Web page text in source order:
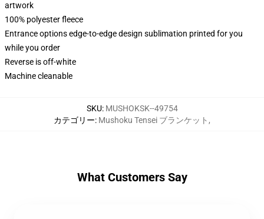
artwork
100% polyester fleece
Entrance options edge-to-edge design sublimation printed for you
while you order
Reverse is off-white
Machine cleanable
SKU: MUSHOKSK--49754
カテゴリー: Mushoku Tensei ブランケット ,
What Customers Say